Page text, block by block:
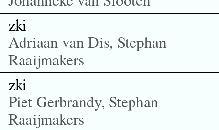
zki
Adriaan van Dis, Stephan
Raaijmakers
zki
Piet Gerbrandy, Stephan
Raaijmakers